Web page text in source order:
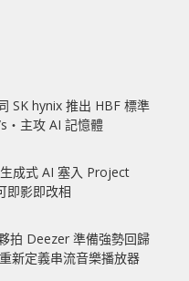
SK hynix 推出 HBF 標準
主攻 AI 記憶體
成式 AI 塞入 Project
影即改相
拍 Deezer 準備強勢回歸
新定義串流音樂播放器